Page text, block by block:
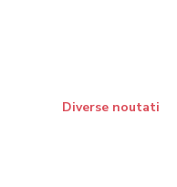
Diverse noutati